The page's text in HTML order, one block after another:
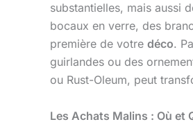
substantielles, mais aussi
bocaux en verre, des
première de votre déco.
guirlandes ou des
ou Rust-Oleum, peut
Les Achats Malins : Où et